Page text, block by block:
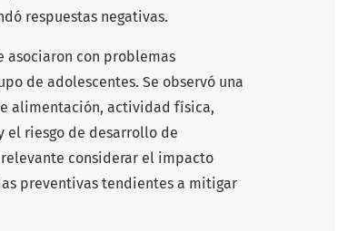
respuestas negativas.
asociaron con problemas
de adolescentes. Se observó una
alimentación, actividad física,
el riesgo de desarrollo de
considerar el impacto
preventivas tendientes a mitigar